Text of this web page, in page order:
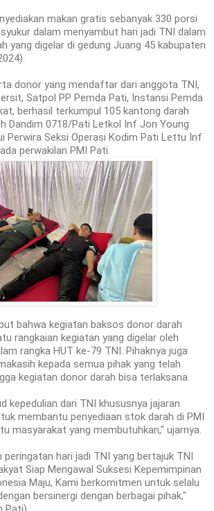
makan gratis sebanyak 330 porsi
dalam menyambut hari jadi TNI dalam
yang digelar di gedung Juang 45 kabupaten
donor yang mendaftar dari anggota TNI,
Satpol PP Pemda Pati, Instansi Pemda
berhasil terkumpul 105 kantong darah
Dandim 0718/Pati Letkol Inf Jon Young
Perwira Seksi Operasi Kodim Pati Lettu Inf
perwakilan PMI Pati.
bahwa kegiatan baksos donor darah
rangkaian kegiatan yang digelar oleh
rangka HUT ke-79 TNI. Pihaknya juga
kepada semua pihak yang telah
kegiatan donor darah bisa terlaksana.
kepedulian dari TNI khususnya jajaran
membantu penyediaan stok darah di PMI
masyarakat yang membutuhkan," ujarnya.
hari jadi TNI yang bertajuk TNI
Siap Mengawal Suksesi Kepemimpinan
Maju, Kami berkomitmen untuk selalu
bersinergi dengan berbagai pihak,"